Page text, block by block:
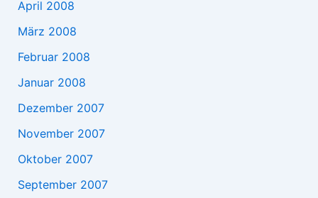
April 2008
März 2008
Februar 2008
Januar 2008
Dezember 2007
November 2007
Oktober 2007
September 2007